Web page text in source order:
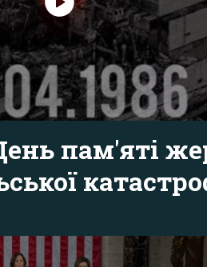
пам'яті